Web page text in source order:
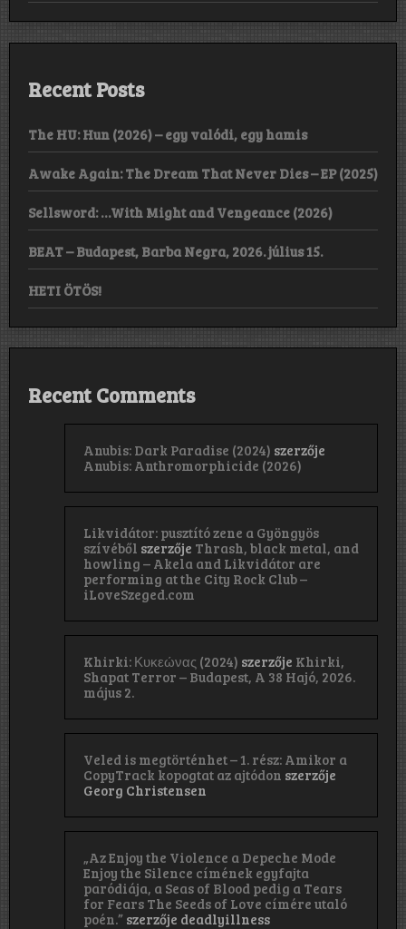
Recent Posts
The HU: Hun (2026) – egy valódi, egy hamis
Awake Again: The Dream That Never Dies – EP (2025)
Sellsword: …With Might and Vengeance (2026)
BEAT – Budapest, Barba Negra, 2026. július 15.
HETI ÖTÖS!
Recent Comments
Anubis: Dark Paradise (2024) szerzője
Anubis: Anthromorphicide (2026)
Likvidátor: pusztító zene a Gyöngyös
szívéből szerzője Thrash, black metal, and
howling – Akela and Likvidátor are
performing at the City Rock Club –
iLoveSzeged.com
Khirki: Κ​υ​κ​ε​ώ​ν​α​ς (2024) szerzője Khirki,
Shapat Terror – Budapest, A 38 Hajó, 2026.
május 2.
Veled is megtörténhet – 1. rész: Amikor a
CopyTrack kopogtat az ajtódon szerzője
Georg Christensen
„Az Enjoy the Violence a Depeche Mode
Enjoy the Silence címének egyfajta
paródiája, a Seas of Blood pedig a Tears
for Fears The Seeds of Love címére utaló
poén.” szerzője deadlyillness